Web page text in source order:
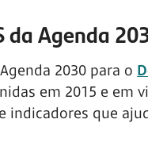
da Agenda
2030 para o
em 2015 e em
indicadores que